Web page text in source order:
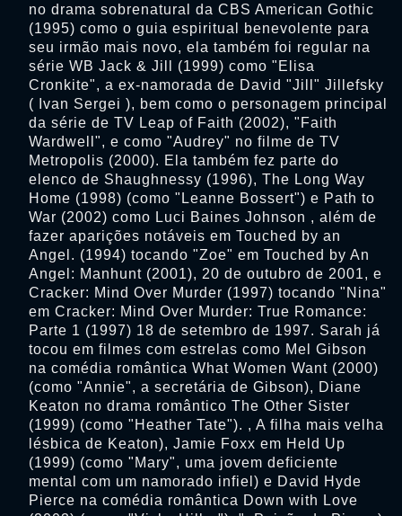
no drama sobrenatural da CBS American Gothic
(1995) como o guia espiritual benevolente para
seu irmão mais novo, ela também foi regular na
série WB Jack & Jill (1999) como "Elisa
Cronkite", a ex-namorada de David "Jill" Jillefsky
( Ivan Sergei ), bem como o personagem principal
da série de TV Leap of Faith (2002), "Faith
Wardwell", e como "Audrey" no filme de TV
Metropolis (2000). Ela também fez parte do
elenco de Shaughnessy (1996), The Long Way
Home (1998) (como "Leanne Bossert") e Path to
War (2002) como Luci Baines Johnson , além de
fazer aparições notáveis ​​em Touched by an
Angel. (1994) tocando "Zoe" em Touched by An
Angel: Manhunt (2001), 20 de outubro de 2001, e
Cracker: Mind Over Murder (1997) tocando "Nina"
em Cracker: Mind Over Murder: True Romance:
Parte 1 (1997) 18 de setembro de 1997. Sarah já
tocou em filmes com estrelas como Mel Gibson
na comédia romântica What Women Want (2000)
(como "Annie", a secretária de Gibson), Diane
Keaton no drama romântico The Other Sister
(1999) (como "Heather Tate"). , A filha mais velha
lésbica de Keaton), Jamie Foxx em Held Up
(1999) (como "Mary", uma jovem deficiente
mental com um namorado infiel) e David Hyde
Pierce na comédia romântica Down with Love